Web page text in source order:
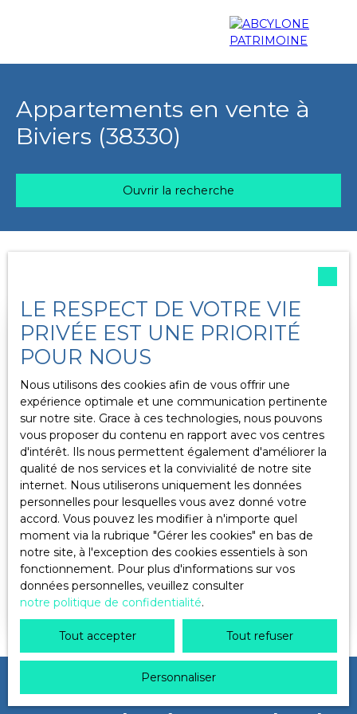
Appartements en vente à
Biviers (38330)
Ouvrir la recherche
Appartement
Type de bien
Biviers (38330)
Localisation
Budget max (€)
Surface min (m²)
Rechercher
Créer une alerte
Sous compromis
Sous compromis
Appartement T4 de 92 m² en rez-de-
jardin
4pièces 92.14m²
Biviers 38330
Dans une résidence haut de gamme de 2015,
située sur les hauteurs de Biviers à proximité de
de type T4 de 92 m² entièrement accessible aux
personnes à mobilité réduite. En rez-de-jardin, ce
bien décoré avec soin offre un beau volume
composé d'une entrée avec placard, s'ouvrant sur
une lumineuse pièce de vie de 36 m² avec cuisine
Ne manquez plus aucun bien
LE RESPECT DE VOTRE VIE
PRIVÉE EST UNE PRIORITÉ
POUR NOUS
Nous utilisons des cookies afin de vous offrir une
expérience optimale et une communication pertinente
sur notre site. Grace à ces technologies, nous pouvons
vous proposer du contenu en rapport avec vos centres
d'intérêt. Ils nous permettent également d'améliorer la
qualité de nos services et la convivialité de notre site
internet. Nous utiliserons uniquement les données
personnelles pour lesquelles vous avez donné votre
accord. Vous pouvez les modifier à n'importe quel
moment via la rubrique ″Gérer les cookies″ en bas de
notre site, à l'exception des cookies essentiels à son
fonctionnement. Pour plus d'informations sur vos
données personnelles, veuillez consulter
notre politique de confidentialité.
Tout accepter Tout refuser
Personnaliser